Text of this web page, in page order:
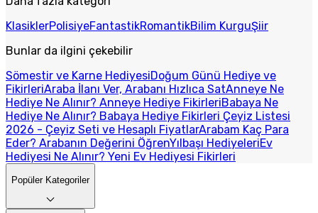
KlasiklerPolisiyeFantastikRomantikBilim KurguŞiir
Bunlar da ilgini çekebilir
Sömestir ve Karne HediyesiDoğum Günü Hediye ve
FikirleriAraba İlanı Ver, Arabanı Hızlıca SatAnneye Ne
Hediye Ne Alınır? Anneye Hediye FikirleriBabaya Ne
Hediye Ne Alınır? Babaya Hediye Fikirleri Çeyiz Listesi
2026 - Çeyiz Seti ve Hesaplı FiyatlarArabam Kaç Para
Eder? Arabanın Değerini ÖğrenYılbaşı HediyeleriEv
Hediyesi Ne Alınır? Yeni Ev Hediyesi Fikirleri
Popüler Kategoriler